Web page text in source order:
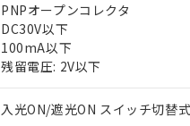
PNPオープンコレクタ
DC30V以下
100mA以下
残留電圧: 2V以下
入光ON/遮光ON スイッチ切替式
※1 対応状況